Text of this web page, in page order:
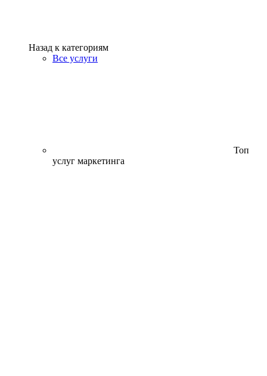
Назад к категориям
Все услуги
Топ
услуг маркетинга